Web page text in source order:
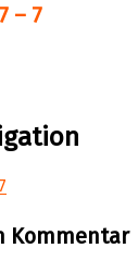
– 7
Kommentar